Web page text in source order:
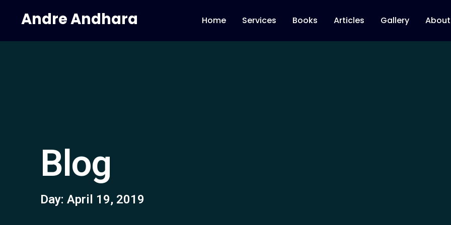
Andre Andhara Home Services Books Articles Gallery
Blog
Day: April 19, 2019